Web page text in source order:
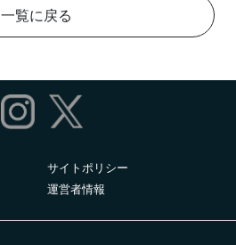
一覧に戻る
サイトポリシー
運営者情報